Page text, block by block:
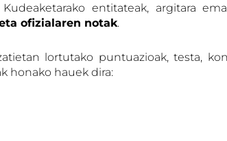
entitateak, argitara
ofizialaren notak.
lortutako puntuazioak, testa,
honako hauek dira: